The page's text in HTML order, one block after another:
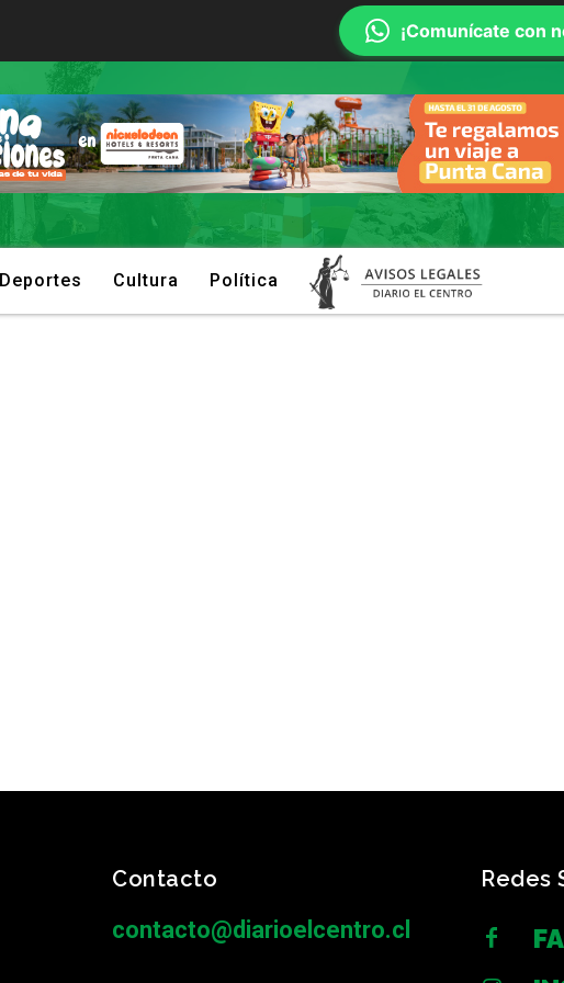
¡Comunícate con
Deportes Cultura Política
Contacto
contacto@diarioelcentro.cl
Redes